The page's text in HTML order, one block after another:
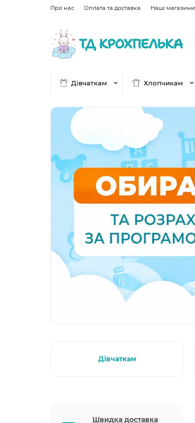
Про нас Оплата та доставка Наші магазини
Дівчаткам Хлопчикам
Дівчаткам
Швидка доставка